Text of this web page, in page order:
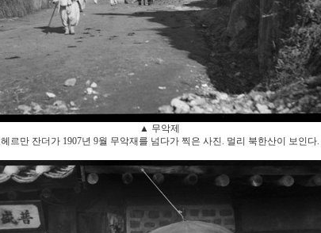
▲ 무악제
헤르만 잔더가 1907년 9월 무악재를 넘다가 찍은 사진. 멀리 북한산이 보인다.